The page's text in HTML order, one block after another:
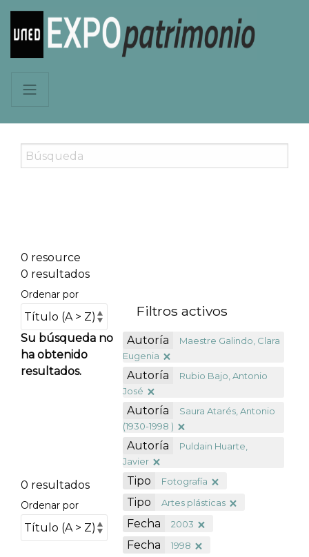
0 resource
0 resultados
Ordenar por
Su búsqueda no
ha obtenido
resultados.
0 resultados
Ordenar por
Filtros activos
Autoría
Maestre Galindo, Clara
Eugenia
Autoría
Rubio Bajo, Antonio
José
Autoría
Saura Atarés, Antonio
(1930-1998 )
Autoría
Puldain Huarte,
Javier
Tipo Fotografía
Tipo Artes plásticas
Fecha 2003
Fecha 1998